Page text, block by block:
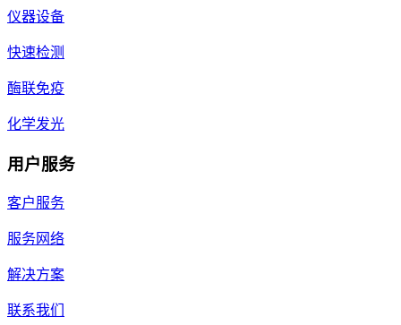
仪器设备
快速检测
酶联免疫
化学发光
用户服务
客户服务
服务网络
解决方案
联系我们